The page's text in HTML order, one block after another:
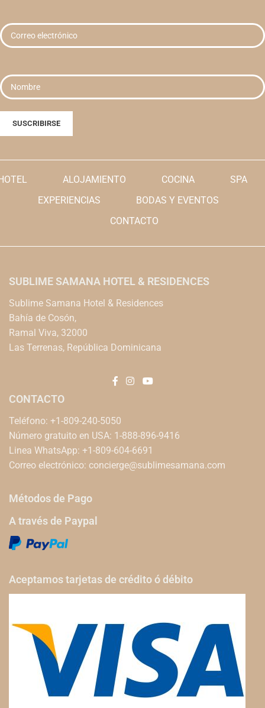
ALOJAMIENTO COCINA
SPA
EXPERIENCIAS
BODAS Y EVENTOS
CONTACTO
SUBLIME SAMANA HOTEL & RESIDENCES
Sublime Samana Hotel & Residences
Bahía de Cosón,
Ramal Viva, 32000
Las Terrenas, República Dominicana
CONTACTO
Teléfono: +1-809-240-5050
Número gratuito en USA: 1-888-896-9416
Linea WhatsApp: +1-809-604-6691
Correo electrónico: concierge@sublimesamana.com
Métodos de Pago
A través de Paypal
Aceptamos tarjetas de crédito ó débito